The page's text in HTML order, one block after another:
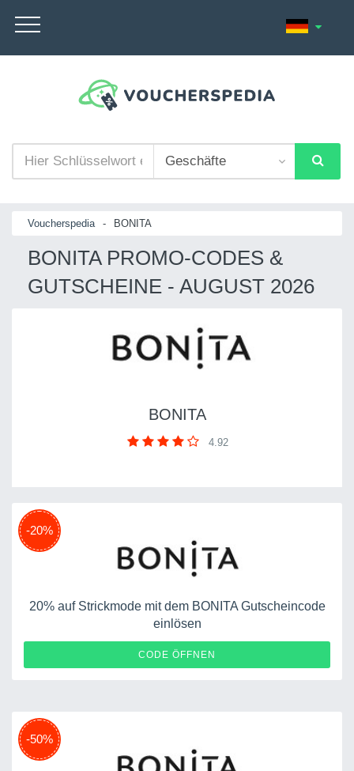
Voucherspedia - BONITA
BONITA PROMO-CODES &
GUTSCHEINE - AUGUST 2026
BONITA
4.92
-20%
20% auf Strickmode mit dem BONITA Gutscheincode
einlösen
CODE ÖFFNEN
-50%